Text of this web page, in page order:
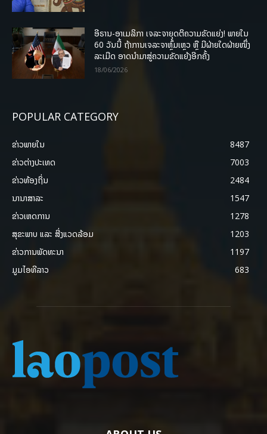
ອີຣານ-ອາເມລິກາ ເຈລະຈາຍຸດຕິຄວາມຂັດແຍ່ງ! ພາຍໃນ
60 ວັນນີ້ ຖ້າການເຈລະຈາຫຼົ້ມເຫຼວ ຫຼື ມີຝ່າຍໃດຝ່າຍໜຶ່ງ
ລະເມີດ ອາດນໍາມາສູ່ຄວາມຂັດແຍ້ງອີກຄັ້ງ
18/06/2026
POPULAR CATEGORY
ຂ່າວພາຍ​ໃນ
8487
ຂ່າວຕ່າງປະເທດ
7003
ຂ່າວທ້ອງຖິ່ນ
2484
ນານາສາລະ
1547
ຂ່າວເຫດການ
1278
ສຸຂະພາບ ແລະ ສີ່ງແວດລ້ອມ
1203
ຂ່າວການພັດທະນາ
1197
ມູມໄອທີລາວ
683